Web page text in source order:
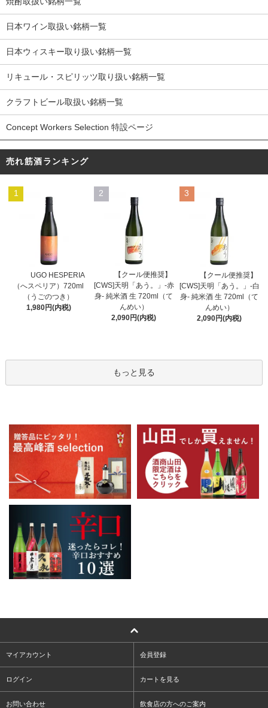
日本ワイン取扱い銘柄一覧
日本ウィスキー取り扱い銘柄一覧
リキュール・スピリッツ取り扱い銘柄一覧
クラフトビール取扱い銘柄一覧
Concept Workers Selection 特設ページ
売れ筋酒ランキング
1
UGO HESPERIA
（へスペリア）720ml
（うごのつき）
1,980円(内税)
2
【クール便推奨】
[CWS]天明「あう。」-赤
身- 純米酒 生 720ml（て
んめい）
2,090円(内税)
3
【クール便推奨】
[CWS]天明「あう。」-白
身- 純米酒 生 720ml（て
んめい）
2,090円(内税)
もっと見る
マイアカウント 会員登録
ログイン カートを見る
お問い合わせ 飲食店の方へのご案内